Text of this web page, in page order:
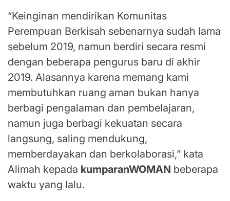
“Keinginan mendirikan Komunitas
Perempuan Berkisah sebenarnya sudah lama
sebelum 2019, namun berdiri secara resmi
dengan beberapa pengurus baru di akhir
2019. Alasannya karena memang kami
membutuhkan ruang aman bukan hanya
berbagi pengalaman dan pembelajaran,
namun juga berbagi kekuatan secara
langsung, saling mendukung,
memberdayakan dan berkolaborasi,” kata
Alimah kepada kumparanWOMAN beberapa
waktu yang lalu.